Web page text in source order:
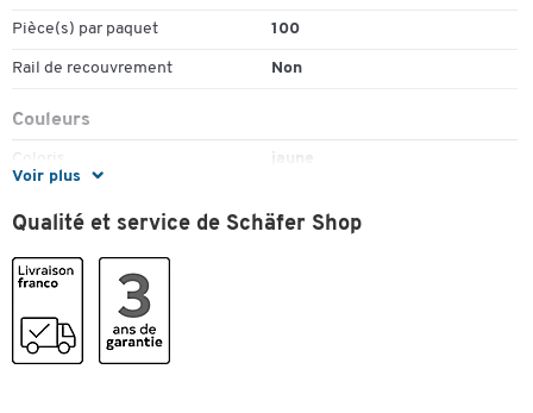
Voir plus
Pièce(s) par paquet 100
Rail de recouvrement Non
Couleurs
Coloris jaune
Qualité et service de Schäfer Shop